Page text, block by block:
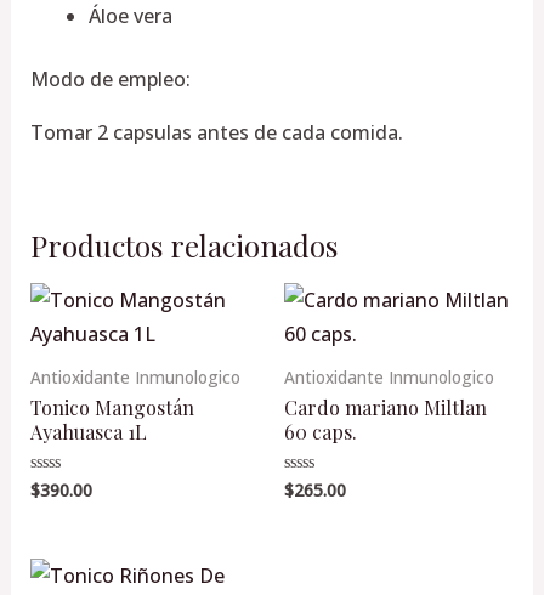
Áloe vera
Modo de empleo:
Tomar 2 capsulas antes de cada comida.
Productos relacionados
Antioxidante Inmunologico
Tonico Mangostán
Ayahuasca 1L
Valorado
en
$390.00
Antioxidante Inmunologico
Cardo mariano Miltlan
60 caps.
Valorado
en
$265.00